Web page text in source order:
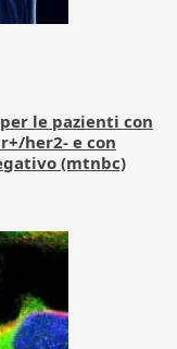
le pazienti con
her2- e con
(mtnbc)